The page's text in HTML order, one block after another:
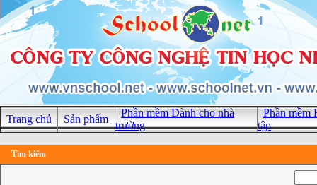
Trang chủ Sản phẩm
Phần mềm Dành cho nhà
trường
Phần mềm
tập
Tìm kiếm